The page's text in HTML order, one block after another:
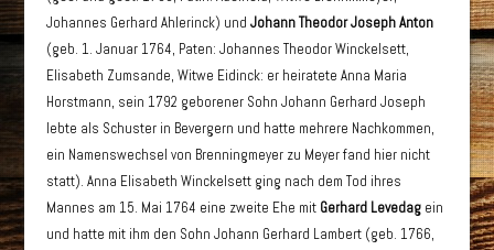
Johannes Gerhard Ahlerinck) undJohann Theodor Joseph Anton
(geb. 1. Januar 1764, Paten: Johannes Theodor Winckelsett,
Elisabeth Zumsande, Witwe Eidinck: er heiratete Anna Maria
Horstmann, sein 1792 geborener Sohn Johann Gerhard Joseph
lebte als Schuster in Bevergern und hatte mehrere Nachkommen,
ein Namenswechsel von Brenningmeyer zu Meyer fand hier nicht
statt). Anna Elisabeth Winckelsett ging nach dem Tod ihres
Mannes am 15. Mai 1764 eine zweite Ehe mit Gerhard Levedag ein
und hatte mit ihm den Sohn Johann Gerhard Lambert (geb. 1766,